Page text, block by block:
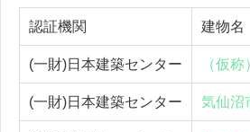
認証機関 建物名
(一財)日本建築センター （仮
(一財)日本建築センター 気仙沼